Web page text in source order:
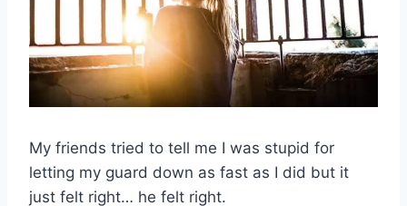
My friends tried to tell me I was stupid for
letting my guard down as fast as I did but it
just felt right… he felt right.